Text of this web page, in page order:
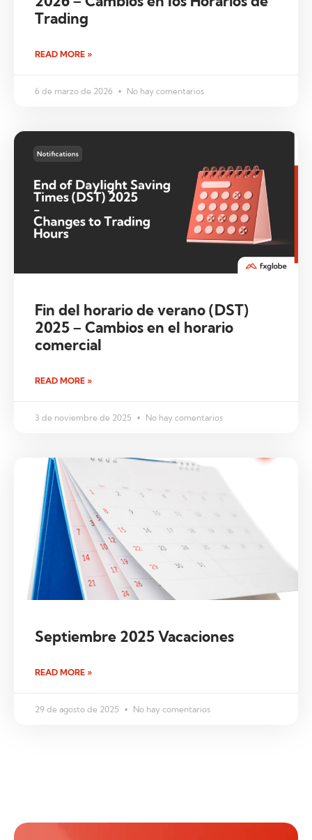
Trading
READ MORE »
6 de marzo de 2026 No hay comentarios
Fin del horario de verano (DST)
2025 – Cambios en el horario
comercial
READ MORE »
3 de noviembre de 2025 No hay comentarios
Septiembre 2025 Vacaciones
READ MORE »
29 de agosto de 2025 No hay comentarios